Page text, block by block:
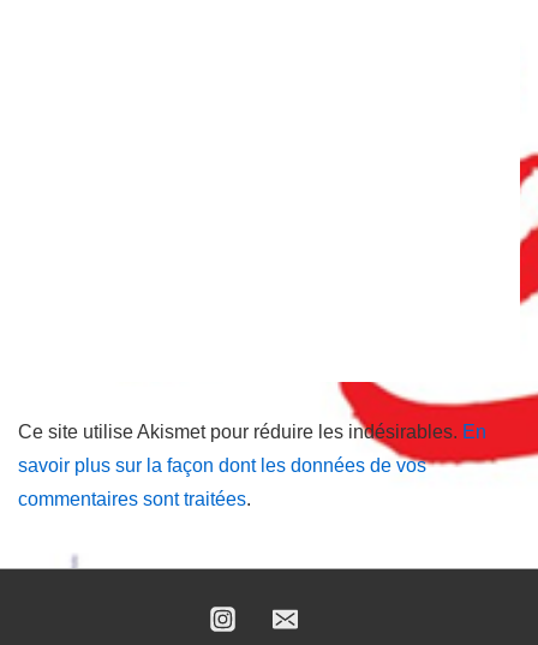
Ce site utilise Akismet pour réduire les indésirables. En
savoir plus sur la façon dont les données de vos
commentaires sont traitées.